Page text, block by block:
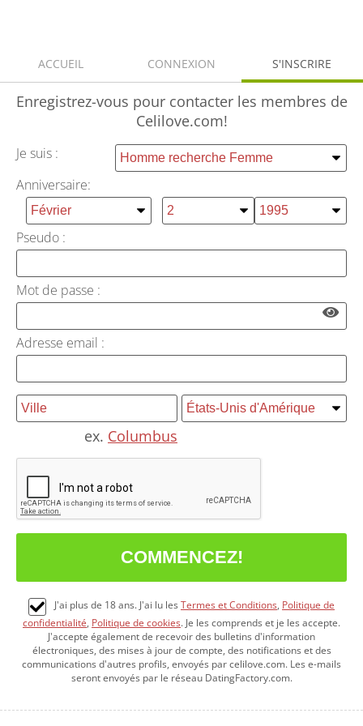
ACCUEIL CONNEXION S'INSCRIRE
Enregistrez-vous pour contacter les membres de
Celilove.com!
Je suis :
Anniversaire:
Pseudo :
Mot de passe :
Adresse email :
ex. Columbus
J'ai plus de 18 ans. J'ai lu les Termes et Conditions, Politique de
confidentialité, Politique de cookies. Je les comprends et je les accepte.
J'accepte également de recevoir des bulletins d'information
électroniques, des mises à jour de compte, des notifications et des
communications d'autres profils, envoyés par celilove.com. Les e-mails
seront envoyés par le réseau DatingFactory.com.